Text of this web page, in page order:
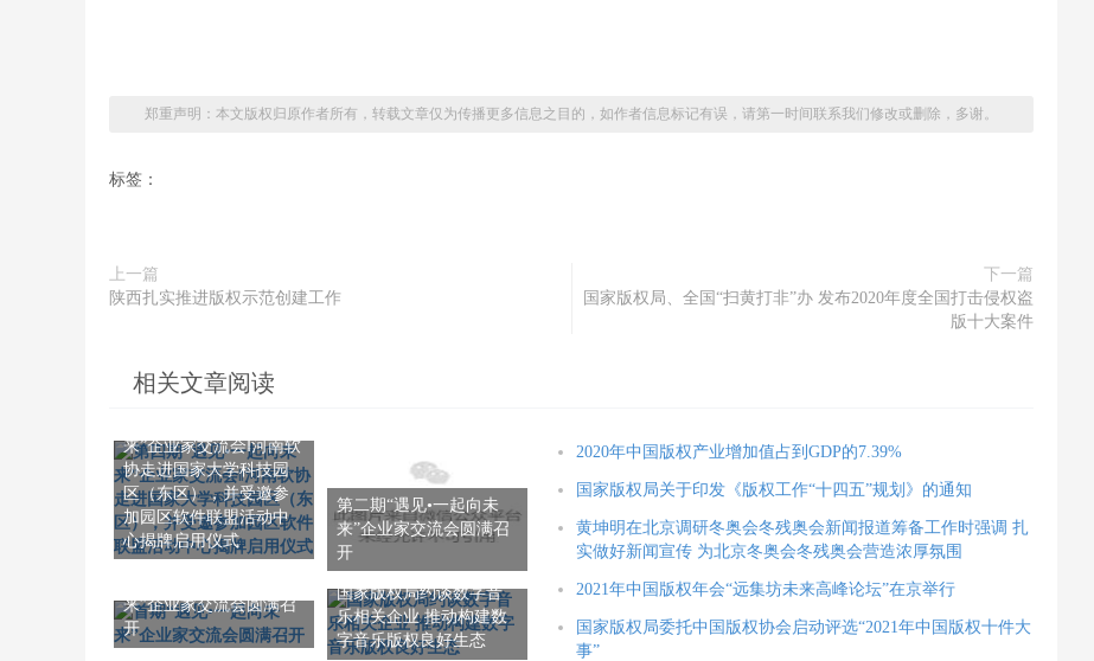
郑重声明：本文版权归原作者所有，转载文章仅为传播更多信息之目的，如作者信息标记有误，请第一时间联系我们修改或删除，多谢。
标签：
上一篇
陕西扎实推进版权示范创建工作
下一篇
国家版权局、全国“扫黄打非”办 发布2020年度全国打击侵权盗
版十大案件
相关文章阅读
来”企业家交流会‖河南软
协走进国家大学科技园
区（东区），并受邀参
加园区软件联盟活动中
心揭牌启用仪式
第二期“遇见•一起向未
来”企业家交流会圆满召
开
来”企业家交流会圆满召
开
国家版权局约谈数字音
乐相关企业 推动构建数
字音乐版权良好生态
2020年中国版权产业增加值占到GDP的7.39%
国家版权局关于印发《版权工作“十四五”规划》的通知
黄坤明在北京调研冬奥会冬残奥会新闻报道筹备工作时强调 扎
实做好新闻宣传 为北京冬奥会冬残奥会营造浓厚氛围
2021年中国版权年会“远集坊未来高峰论坛”在京举行
国家版权局委托中国版权协会启动评选“2021年中国版权十件大
事”